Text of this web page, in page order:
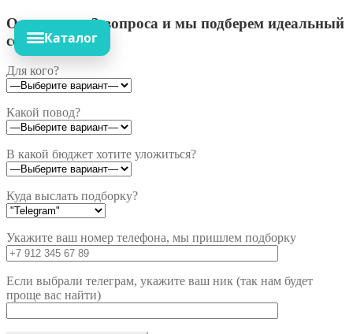
Ответьте на 3 вопроса и мы подберем идеальный
сет!
Для кого?
Какой повод?
В какой бюджет хотите уложиться?
Куда выслать подборку?
Укажите ваш номер телефона, мы пришлем подборку
Если выбрали телеграм, укажите ваш ник (так нам будет
проще вас найти)
Каталог